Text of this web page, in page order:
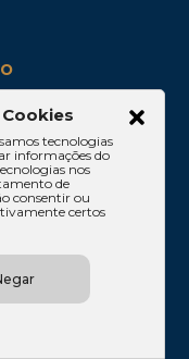
tecnologias
informações do
nos
de
consentir ou
certos